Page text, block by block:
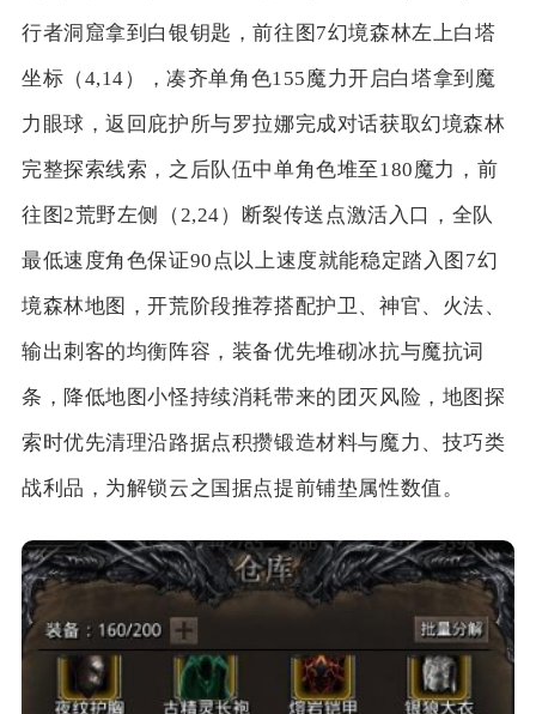
行者洞窟拿到白银钥匙，前往图7幻境森林左上白塔
坐标（4,14），凑齐单角色155魔力开启白塔拿到魔
力眼球，返回庇护所与罗拉娜完成对话获取幻境森林
完整探索线索，之后队伍中单角色堆至180魔力，前
往图2荒野左侧（2,24）断裂传送点激活入口，全队
最低速度角色保证90点以上速度就能稳定踏入图7幻
境森林地图，开荒阶段推荐搭配护卫、神官、火法、
输出刺客的均衡阵容，装备优先堆砌冰抗与魔抗词
条，降低地图小怪持续消耗带来的团灭风险，地图探
索时优先清理沿路据点积攒锻造材料与魔力、技巧类
战利品，为解锁云之国据点提前铺垫属性数值。